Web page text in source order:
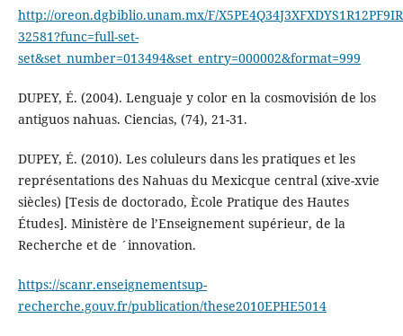
http://oreon.dgbiblio.unam.mx/F/
32581?func=full-set-
set&set_number=013494&set_entry=000002&format=999
DUPEY, É. (2004). Lenguaje y color en la cosmovisión de los
antiguos nahuas. Ciencias, (74), 21-31.
DUPEY, É. (2010). Les coluleurs dans les pratiques et les
représentations des Nahuas du Mexicque central (xive-xvie
siècles) [Tesis de doctorado, Ècole Pratique des Hautes
Études]. Ministère de l’Enseignement supérieur, de la
Recherche et de ´innovation.
https://scanr.enseignementsup-
recherche.gouv.fr/publication/these2010EPHE5014